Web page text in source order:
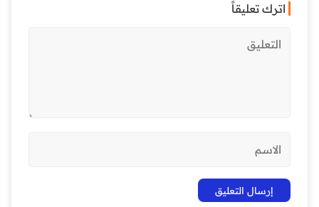
اترك تعليقاً